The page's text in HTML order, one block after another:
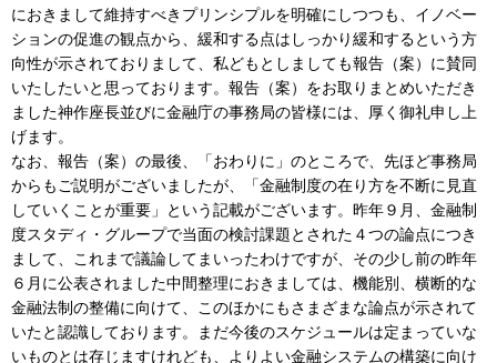
におきまして維持すべきプリンシプルを明確にしつつも、イノベー
ションの促進の観点から、緩和する点はしっかり緩和するという方
向性が示されておりまして、私どもとしましても報告（案）に賛同
いたしたいと思っております。報告（案）をお取りまとめいただき
ました神作座長並びに金融庁の事務局の皆様には、厚く御礼申し上
げます。
なお、報告（案）の最後、「おわりに」のところで、先ほど事務局
からもご説明がございましたが、「金融制度の在り方を不断に見直
していくことが重要」という記載がございます。昨年９月、金融制
度スタディ・グループで当面の検討課題とされた４つの論点につき
まして、これまで議論してまいったわけですが、その少し前の昨年
６月に公表されました中間整理におきましては、機能別、横断的な
金融法制の整備に向けて、このほかにもさまざまな論点が示されて
いたと認識しております。まだ今後のスケジュールは定まっていな
いものとは存じますけれども、よりよい金融システムの構築に向け